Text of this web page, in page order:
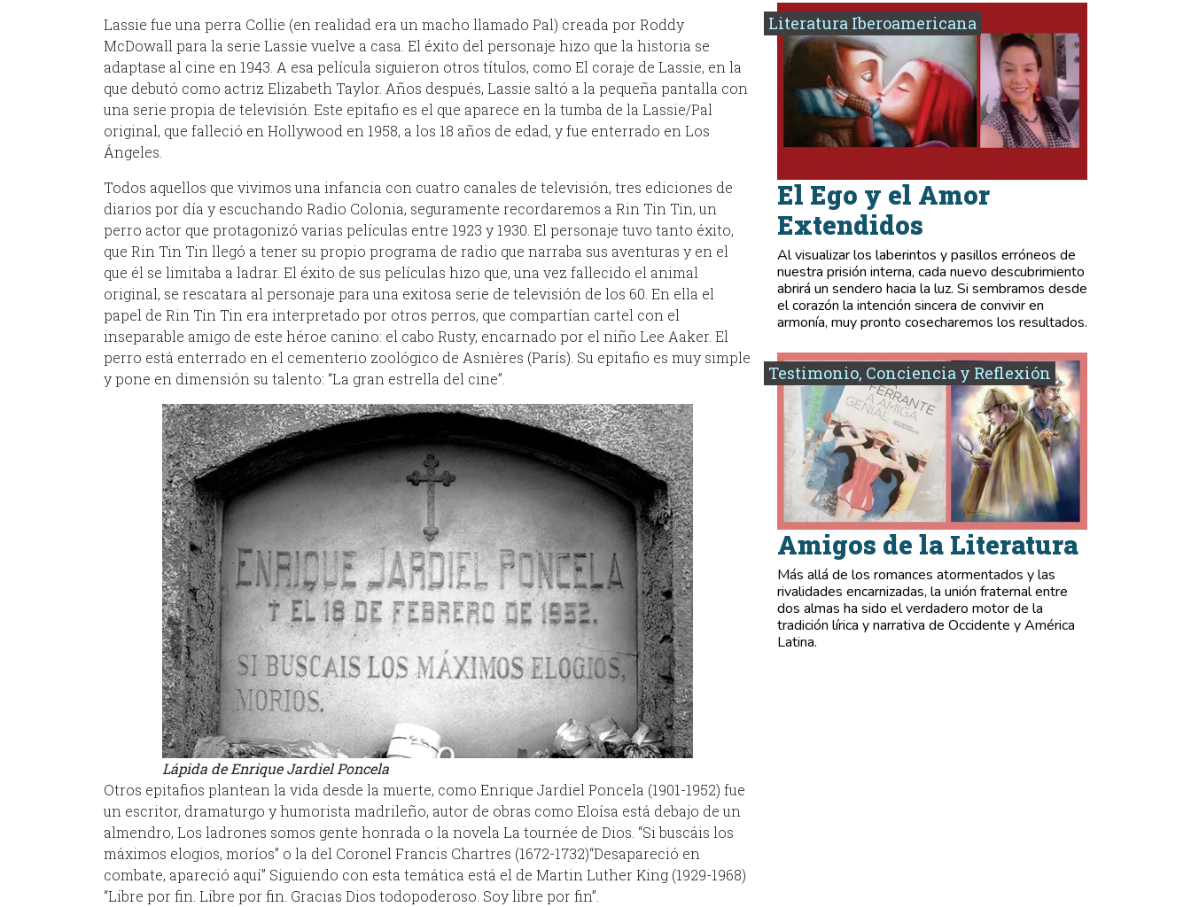
Lassie fue una perra Collie (en realidad era un macho llamado Pal) creada por Roddy
McDowall para la serie Lassie vuelve a casa. El éxito del personaje hizo que la historia se
adaptase al cine en 1943. A esa película siguieron otros títulos, como El coraje de Lassie, en la
que debutó como actriz Elizabeth Taylor. Años después, Lassie saltó a la pequeña pantalla con
una serie propia de televisión. Este epitafio es el que aparece en la tumba de la Lassie/Pal
original, que falleció en Hollywood en 1958, a los 18 años de edad, y fue enterrado en Los
Ángeles.
Todos aquellos que vivimos una infancia con cuatro canales de televisión, tres ediciones de
diarios por día y escuchando Radio Colonia, seguramente recordaremos a Rin Tin Tin, un
perro actor que protagonizó varias películas entre 1923 y 1930. El personaje tuvo tanto éxito,
que Rin Tin Tin llegó a tener su propio programa de radio que narraba sus aventuras y en el
que él se limitaba a ladrar. El éxito de sus películas hizo que, una vez fallecido el animal
original, se rescatara al personaje para una exitosa serie de televisión de los 60. En ella el
papel de Rin Tin Tin era interpretado por otros perros, que compartían cartel con el
inseparable amigo de este héroe canino: el cabo Rusty, encarnado por el niño Lee Aaker. El
perro está enterrado en el cementerio zoológico de Asnières (París). Su epitafio es muy simple
y pone en dimensión su talento: “La gran estrella del cine”.
Lápida de Enrique Jardiel Poncela
Otros epitafios plantean la vida desde la muerte, como Enrique Jardiel Poncela (1901-1952) fue
un escritor, dramaturgo y humorista madrileño, autor de obras como Eloísa está debajo de un
almendro, Los ladrones somos gente honrada o la novela La tournée de Dios. “Si buscáis los
máximos elogios, moríos” o la del Coronel Francis Chartres (1672-1732)“Desapareció en
combate, apareció aquí” Siguiendo con esta temática está el de Martin Luther King (1929-1968)
“Libre por fin. Libre por fin. Gracias Dios todopoderoso. Soy libre por fin”.
Literatura Iberoamericana
El Ego y el Amor
Extendidos
Al visualizar los laberintos y pasillos erróneos de
nuestra prisión interna, cada nuevo descubrimiento
abrirá un sendero hacia la luz. Si sembramos desde
el corazón la intención sincera de convivir en
armonía, muy pronto cosecharemos los resultados.
Testimonio, Conciencia y Reflexión
Amigos de la Literatura
Más allá de los romances atormentados y las
rivalidades encarnizadas, la unión fraternal entre
dos almas ha sido el verdadero motor de la
tradición lírica y narrativa de Occidente y América
Latina.